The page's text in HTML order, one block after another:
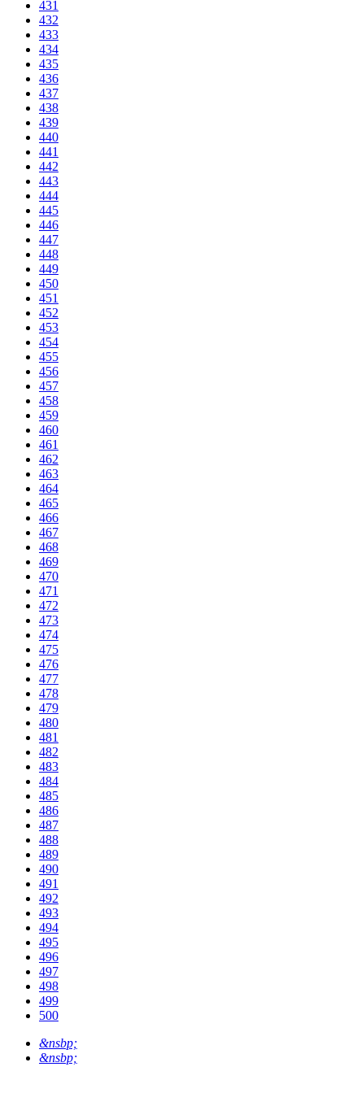
431
432
433
434
435
436
437
438
439
440
441
442
443
444
445
446
447
448
449
450
451
452
453
454
455
456
457
458
459
460
461
462
463
464
465
466
467
468
469
470
471
472
473
474
475
476
477
478
479
480
481
482
483
484
485
486
487
488
489
490
491
492
493
494
495
496
497
498
499
500
&nsbp;
&nsbp;